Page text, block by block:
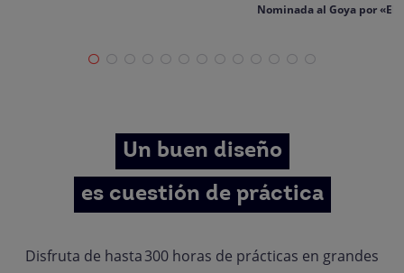
Nominada al Goya por «El
Un buen diseño
es cuestión de práctica
Disfruta de hasta 300 horas de prácticas en grandes